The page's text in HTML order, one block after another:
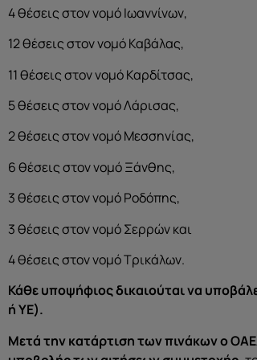
4 θέσεις στον νομό Ιωαννίνων,
12 θέσεις στον νομό Καβάλας,
11 θέσεις στον νομό Καρδίτσας,
5 θέσεις στον νομό Λάρισας,
2 θέσεις στον νομό Μεσσηνίας,
6 θέσεις στον νομό Ξάνθης,
3 θέσεις στον νομό Ροδόπης,
3 θέσεις στον νομό Σερρών και
4 θέσεις στον νομό Τρικάλων.
Κάθε υποψήφιος δικαιούται να
ή ΥΕ).
Μετά την κατάρτιση των πινάκων ο